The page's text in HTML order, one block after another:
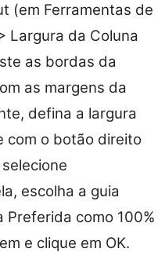
(em Ferramentas de
Largura da Coluna
as bordas da
as margens da
defina a largura
com o botão direito
escolha a guia
Preferida como 100%
e clique em OK.